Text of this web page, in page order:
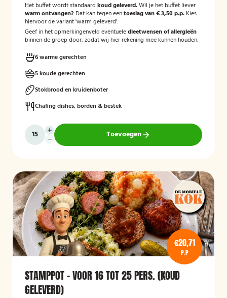
Het buffet wordt standaard koud geleverd.Wil je het buffet liever
warm ontvangen? Dat kan tegen eentoeslag van € 3,50 p.p. Kies
hiervoor de variant 'warm geleverd'.
Geef in het opmerkingenveld eventueledieetwensen of allergieën
binnen de groep door, zodat wij hier rekening mee kunnen houden.
6 warme gerechten
5 koude gerechten
Stokbrood en kruidenboter
Chafing dishes, borden & bestek
Toevoegen
€20,71
P.P
STAMPPOT - VOOR 16 TOT 25 PERS. (KOUD
GELEVERD)